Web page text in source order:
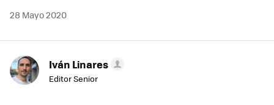
28 Mayo 2020
Iván Linares
Editor Senior